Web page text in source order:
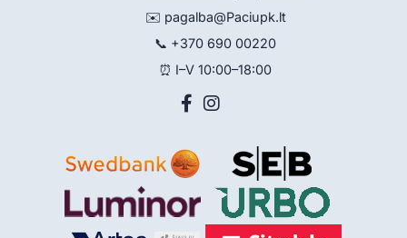
✉️ pagalba@Paciupk.lt
📞 +370 690 00220
⏰ I–V 10:00–18:00